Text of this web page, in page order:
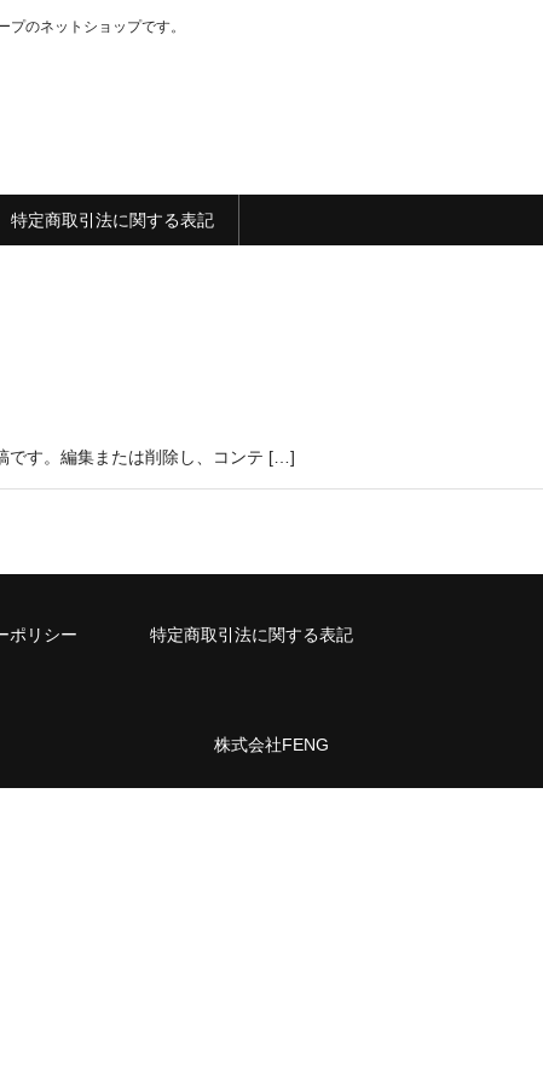
のネットショップです。
特定商取引法に関する表記
です。編集または削除し、コンテ […]
ポリシー 特定商取引法に関する表記
株式会社FENG